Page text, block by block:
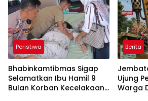
Peristiwa
Bhabinkamtibmas Sigap
Selamatkan Ibu Hamil 9
Bulan Korban Kecelakaan,
Berita
Ujung
Warga